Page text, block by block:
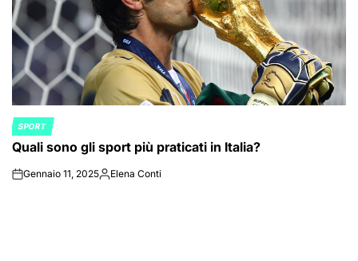
POSTED
IN
SPORT
Quali sono gli sport più praticati in Italia?
onGennaio 11, 2025Posted
Elena Conti